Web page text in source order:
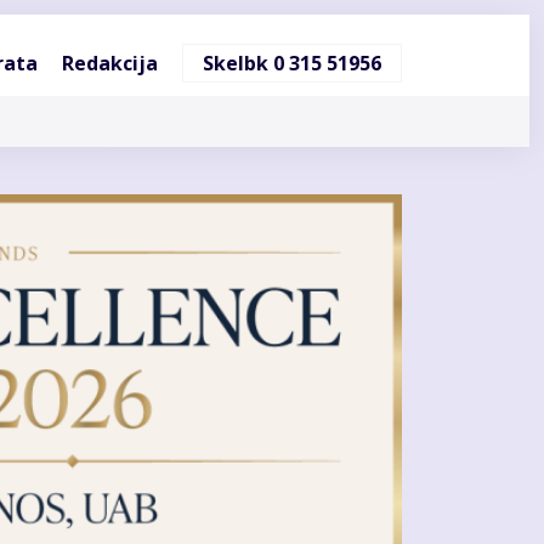
Redakcija Skelbk 0 315 51956